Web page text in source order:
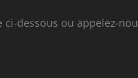
dessous ou appelez-